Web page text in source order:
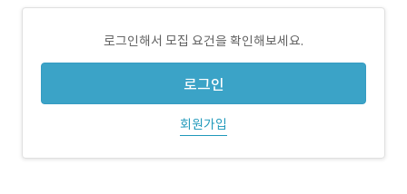
로그인해서 모집 요건을 확인해보세요.
로그인
회원가입